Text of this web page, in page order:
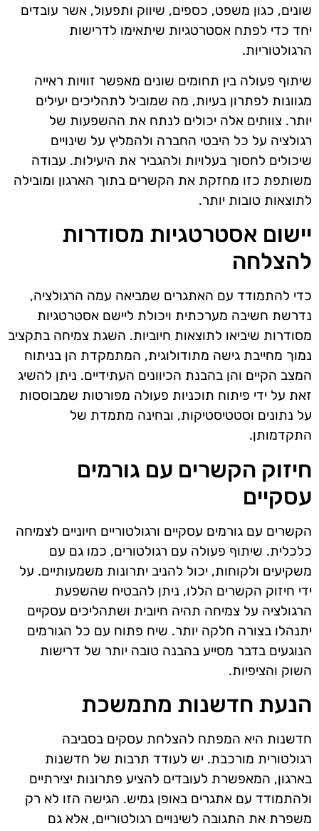
שונים, כגון משפט, כספים, שיווק ותפעול, אשר עובדים
יחד כדי לפתח אסטרטגיות שיתאימו לדרישות
הרגולטוריות.
שיתוף פעולה בין תחומים שונים מאפשר זוויות ראייה
מגוונות לפתרון בעיות, מה שמוביל לתהליכים יעילים
יותר. צוותים אלה יכולים לנתח את ההשפעות של
רגולציה על כל היבטי החברה ולהמליץ על שינויים
שיכולים לחסוך בעלויות ולהגביר את היעילות. עבודה
משותפת כזו מחזקת את הקשרים בתוך הארגון ומובילה
לתוצאות טובות יותר.
יישום אסטרטגיות מסודרות
להצלחה
כדי להתמודד עם האתגרים שמביאה עמה הרגולציה,
נדרשת חשיבה מערכתית ויכולת ליישם אסטרטגיות
מסודרות שיביאו לתוצאות חיוביות. השגת צמיחה בתקציב
נמוך מחייבת גישה מתודולוגית, המתמקדת הן בניתוח
המצב הקיים והן בהבנת הכיוונים העתידיים. ניתן להשיג
זאת על ידי פיתוח תוכניות פעולה מפורטות שמבוססות
על נתונים וסטטיסטיקות, ובחינה מתמדת של
התקדמותן.
חיזוק הקשרים עם גורמים
עסקיים
הקשרים עם גורמים עסקיים ורגולטוריים חיוניים לצמיחה
כלכלית. שיתוף פעולה עם רגולטורים, כמו גם עם
משקיעים ולקוחות, יכול להניב יתרונות משמעותיים. על
ידי חיזוק הקשרים הללו, ניתן להבטיח שהשפעת
הרגולציה על צמיחה תהיה חיובית ושתהליכים עסקיים
יתנהלו בצורה חלקה יותר. שיח פתוח עם כל הגורמים
הנוגעים בדבר מסייע בהבנה טובה יותר של דרישות
השוק והציפיות.
הנעת חדשנות מתמשכת
חדשנות היא המפתח להצלחת עסקים בסביבה
רגולטורית מורכבת. יש לעודד תרבות של חדשנות
בארגון, המאפשרת לעובדים להציע פתרונות יצירתיים
ולהתמודד עם אתגרים באופן גמיש. הגישה הזו לא רק
משפרת את התגובה לשינויים רגולטוריים, אלא גם